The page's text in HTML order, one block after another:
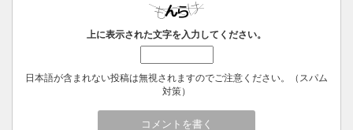
上に表示された文字を入力してください。
日本語が含まれない投稿は無視されますのでご注意ください。（スパム
対策）